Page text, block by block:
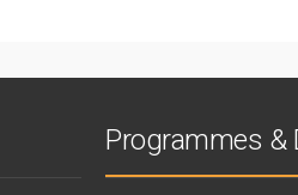
Programmes &